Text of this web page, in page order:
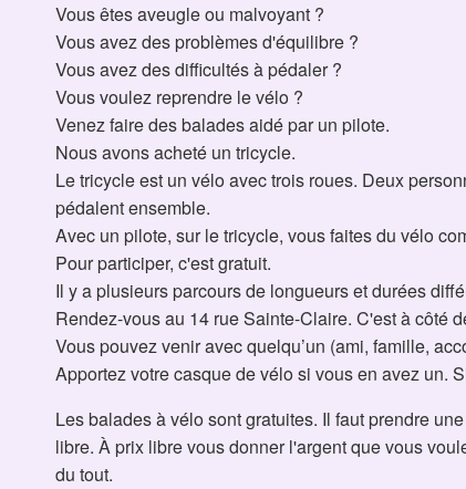
Vous êtes aveugle ou malvoyant ?
Vous avez des problèmes d'équilibre ?
Vous avez des difficultés à pédaler ?
Vous voulez reprendre le vélo ?
Venez faire des balades aidé par un pilote.
Nous avons acheté un tricycle.
Le tricycle est un vélo avec trois roues. Deux
pédalent ensemble.
Avec un pilote, sur le tricycle, vous faites du vélo
Pour participer, c'est gratuit.
Il y a plusieurs parcours de longueurs et durées
Rendez-vous au 14 rue Sainte-Claire. C'est à côté
Vous pouvez venir avec quelqu’un (ami, famille,
Apportez votre casque de vélo si vous en avez un.
Les balades à vélo sont gratuites. Il faut prendre
libre. À prix libre vous donner l'argent que vous
du tout.